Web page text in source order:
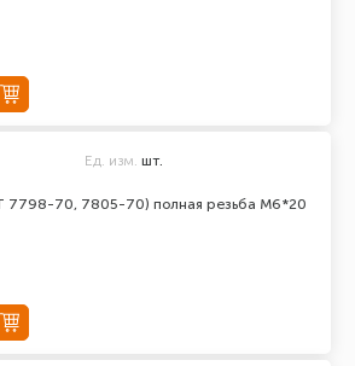
7798-70, 7805-70) полная резьба М6*20
Ед. изм. шт.